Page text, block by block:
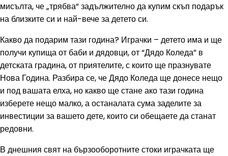
мисълта, че „трябва“ задължително да купим скъп подарък
на близките си и най-вече за детето си.
Какво да подарим тази година? Играчки – детето има и ще
получи купища от баби и дядовци, от “Дядо Коледа” в
детската градина, от приятелите, с които ще празнувате
Нова Година. Разбира се, че Дядо Коледа ще донесе нещо
и под вашата елха, но какво ще стане ако тази година
изберете нещо малко, а останалата сума заделите за
инвестиции за вашето дете, които си обещаете да станат
редовни.
В днешния свят на бързооборотните стоки играчката ще